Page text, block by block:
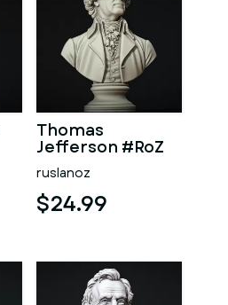
Thomas
Jefferson #RoZ
ruslanoz
$24.99